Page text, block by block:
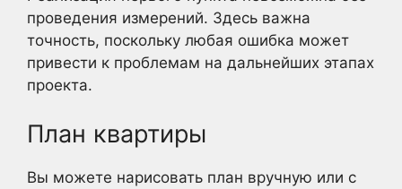
проведения измерений. Здесь важна
точность, поскольку любая ошибка может
привести к проблемам на дальнейших этапах
проекта.
План квартиры
Вы можете нарисовать план вручную или с